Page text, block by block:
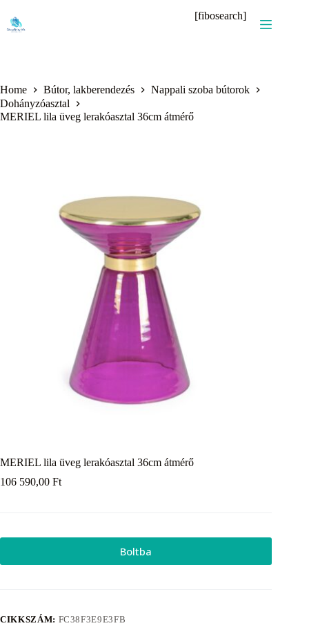
content
[fibosearch]
Home Bútor, lakberendezés
Nappali szoba bútorok
Dohányzóasztal
MERIEL lila üveg lerakóasztal 36cm átmérő
MERIEL lila üveg lerakóasztal 36cm átmérő
106 590,00 Ft
Boltba
CIKKSZÁM: FC38F3E9E3FB